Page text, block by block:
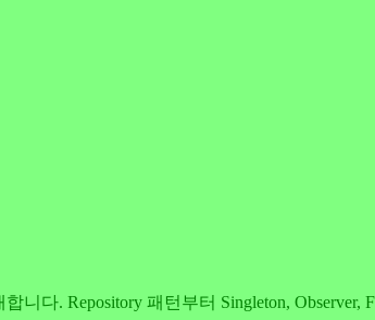
다. Repository 패턴부터 Singleton,